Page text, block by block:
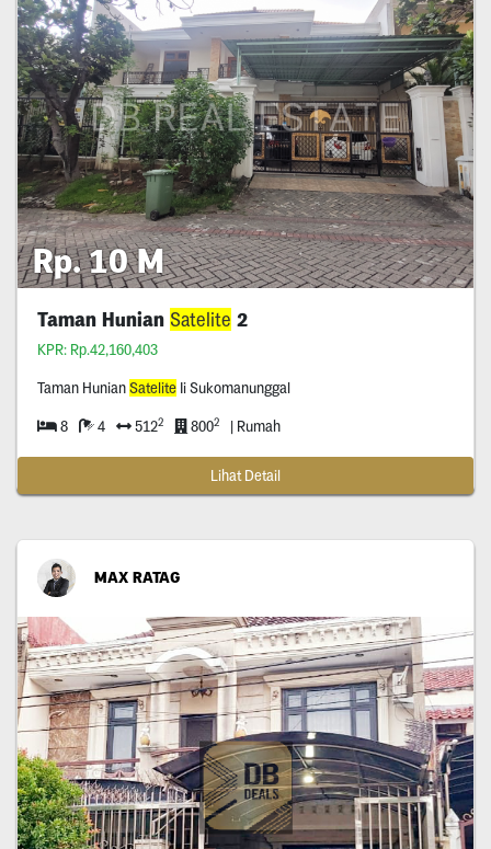
Rp. 10 M
Taman Hunian Satelite 2
KPR: Rp.42,160,403
Taman HunianSateliteIi Sukomanunggal
8 4 5122 8002 | Rumah
Lihat Detail
MAX RATAG